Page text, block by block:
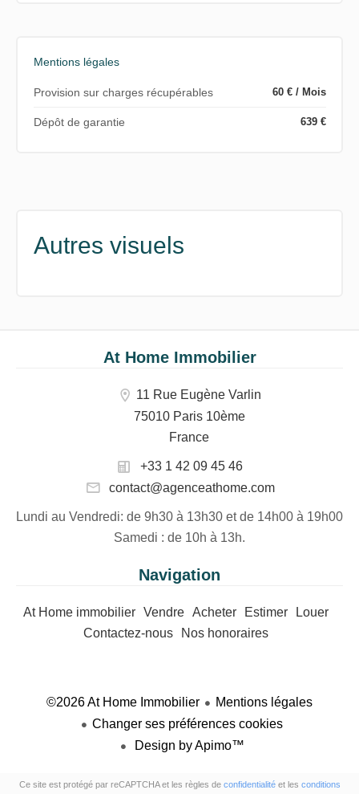
Mentions légales
Provision sur charges récupérables 60 € / Mois
Dépôt de garantie 639 €
Autres visuels
At Home Immobilier
11 Rue Eugène Varlin
75010 Paris 10ème
France
+33 1 42 09 45 46
contact@agenceathome.com
Lundi au Vendredi: de 9h30 à 13h30 et de 14h00 à 19h00
Samedi : de 10h à 13h.
Navigation
At Home immobilier Vendre Acheter Estimer
Louer
Contactez-nous
Nos honoraires
©2026 At Home Immobilier
Mentions légales
Changer ses préférences cookies
Design byApimo™
Ce site est protégé par reCAPTCHA et les règles de confidentialitéet les conditions